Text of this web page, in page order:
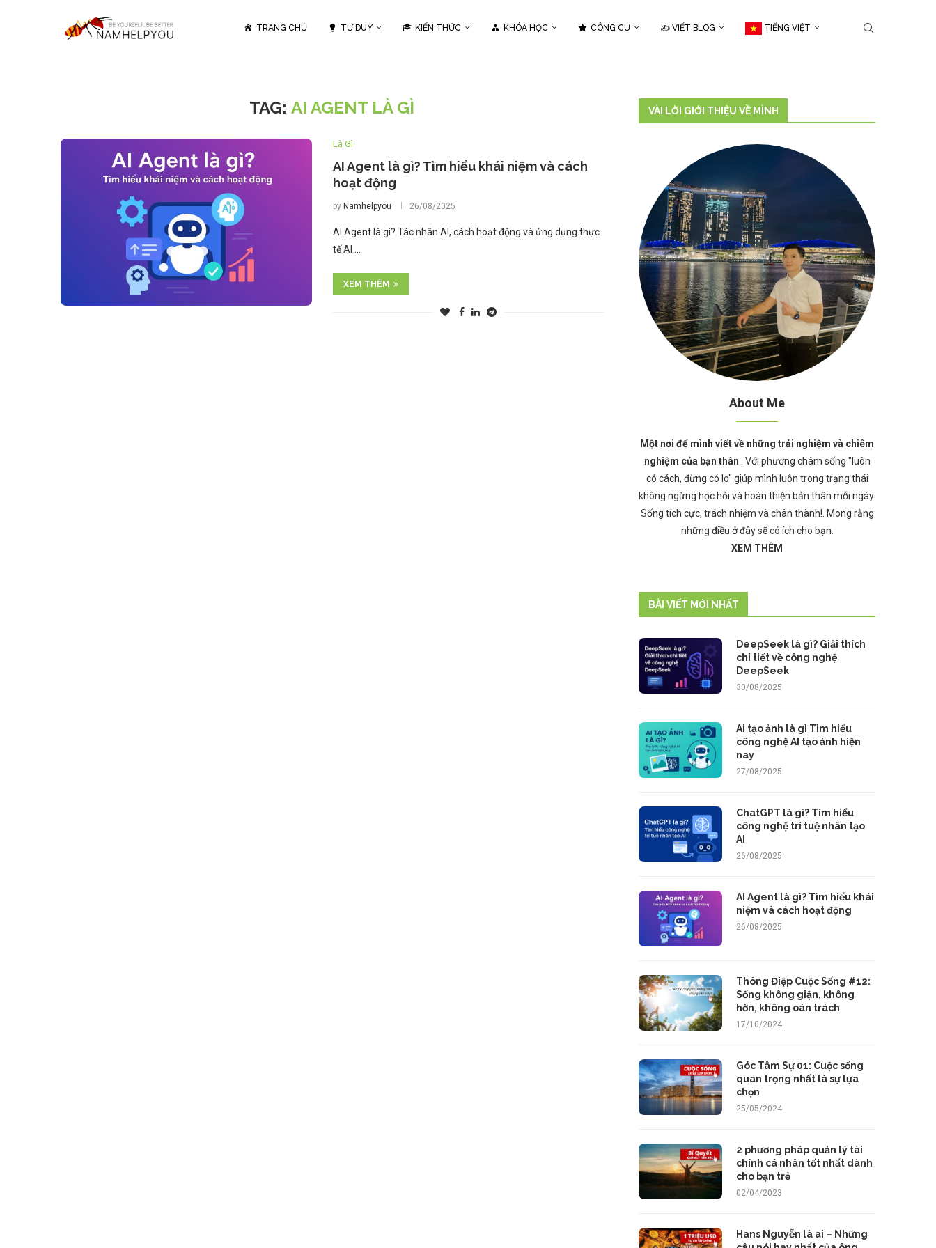
TRANG CHỦ TƯ DUY KIẾN THỨC KHÓA HỌC CÔNG CỤ ✍️ VIẾT BLOG TIẾNG VIỆT
TAG:AI AGENT LÀ GÌ
Là Gì
AI Agent là gì? Tìm hiểu khái niệm và cách
hoạt động
by Namhelpyou 26/08/2025
AI Agent là gì? Tác nhân AI, cách hoạt động và ứng dụng thực
tế AI …
XEM THÊM
VÀI LỜI GIỚI THIỆU VỀ MÌNH
About Me
Một nơi để mình viết về những trải nghiệm và chiêm
nghiệm của bạn thân
. Với phương châm sống "luôn
có cách, đừng có lo" giúp mình luôn trong trạng thái
không ngừng học hỏi và hoàn thiện bản thân mỗi ngày.
Sống tích cực, trách nhiệm và chân thành!. Mong rằng
những điều ở đây sẽ có ích cho bạn.
XEM THÊM
BÀI VIẾT MỚI NHẤT
DeepSeek là gì? Giải thích
chi tiết về công nghệ
DeepSeek
30/08/2025
Ai tạo ảnh là gì Tìm hiểu
công nghệ AI tạo ảnh hiện
nay
27/08/2025
ChatGPT là gì? Tìm hiểu
công nghệ trí tuệ nhân tạo
AI
26/08/2025
AI Agent là gì? Tìm hiểu khái
niệm và cách hoạt động
26/08/2025
Thông Điệp Cuộc Sống #12:
Sống không giận, không
hờn, không oán trách
17/10/2024
Góc Tâm Sự 01: Cuộc sống
quan trọng nhất là sự lựa
chọn
25/05/2024
2 phương pháp quản lý tài
chính cá nhân tốt nhất dành
cho bạn trẻ
02/04/2023
Hans Nguyễn là ai – Những